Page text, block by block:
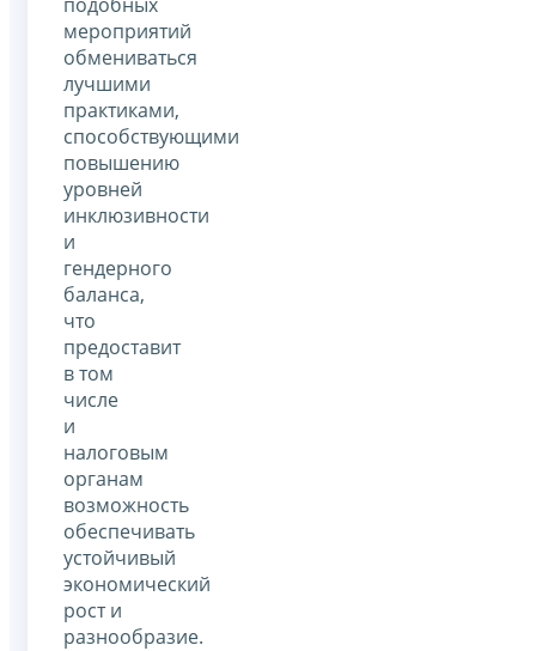
мероприятий
обмениваться
лучшими
практиками,
способствующими
повышению
уровней
инклюзивности
и
гендерного
баланса,
что
предоставит
в том
числе
и
налоговым
органам
возможность
обеспечивать
устойчивый
экономический
рост и
разнообразие.